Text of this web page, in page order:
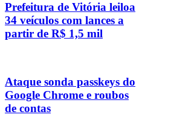
Prefeitura de Vitória leiloa
34 veículos com lances a
partir de R$ 1,5 mil
Ataque sonda passkeys do
Google Chrome e roubos
de contas